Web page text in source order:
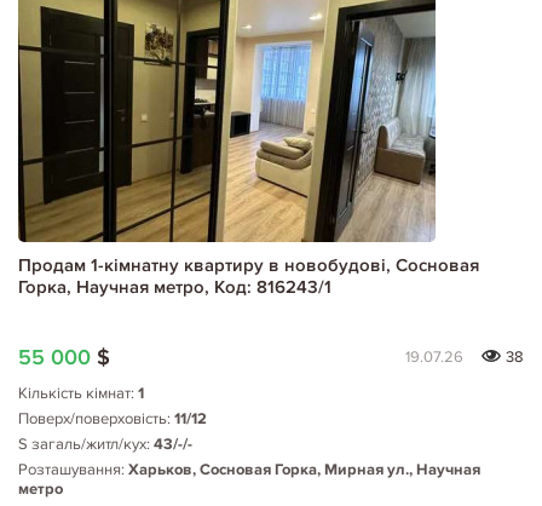
Продам 1-кімнатну квартиру в новобудові, Сосновая
Горка, Научная метро, Код: 816243/1
55 000 $ 19.07.26
38
Кількість кімнат: 1
Поверх/поверховість: 11/12
S загаль/житл/кух: 43/-/-
Розташування: Харьков, Сосновая Горка, Мирная ул., Научная
метро